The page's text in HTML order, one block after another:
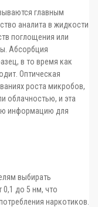
главным
аналита в жидкости
поглощения или
Абсорбция
в то время как
Оптическая
роста микробов,
облачностью, и эта
информацию для
выбирать
0,1 до 5 нм, что
наркотиков.